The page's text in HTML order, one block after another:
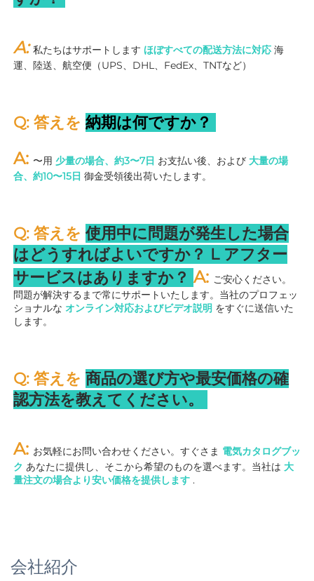
A: 私たちはサポートします ほぼすべての配送方法に対応 海
運、陸送、航空便（UPS、DHL、FedEx、TNTなど）
Q: 答えを 納期は何ですか？
A: 〜用 少量の場合、約3〜7日 お支払い後、および 大量の場
合、約10〜15日 御金受領後出荷いたします。
Q: 答えを 使用中に問題が発生した場合
はどうすればよいですか？ L アフター
サービスはありますか？ A: ご安心ください。
問題が解決するまで常にサポートいたします。当社のプロフェッ
ショナルな オンライン対応およびビデオ説明 をすぐに送信いた
します。
Q: 答えを 商品の選び方や最安価格の確
認方法を教えてください。
A: お気軽にお問い合わせください。すぐさま 電気カタログブッ
ク あなたに提供し、そこから希望のものを選べます。当社は 大
量注文の場合より安い価格を提供します .
会社紹介